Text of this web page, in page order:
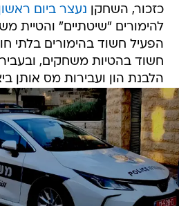
כזכור, השחקן נעצר ביום
להימורים "שיטתיים" והטיית
הפעיל חשוד בהימורים בלתי
חשוד בהטיות משחקים,
הלבנת הון ועבירות מס אותן